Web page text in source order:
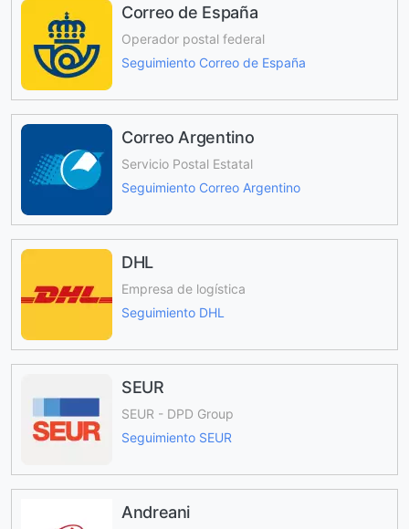
Correo de España
Operador postal federal
Seguimiento Correo de España
Correo Argentino
Servicio Postal Estatal
Seguimiento Correo Argentino
DHL
Empresa de logística
Seguimiento DHL
SEUR
SEUR - DPD Group
Seguimiento SEUR
Andreani